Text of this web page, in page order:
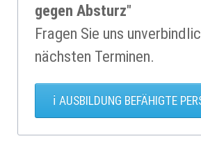
gegen Absturz"
Fragen Sie uns
nächsten Terminen.
AUSBILDUNG BEFÄHIGTE